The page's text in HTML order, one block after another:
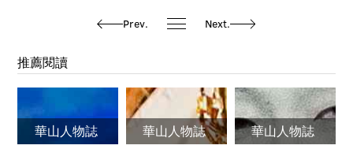
Prev. Next.
推薦閱讀
華山人物誌 華山人物誌 華山人物誌